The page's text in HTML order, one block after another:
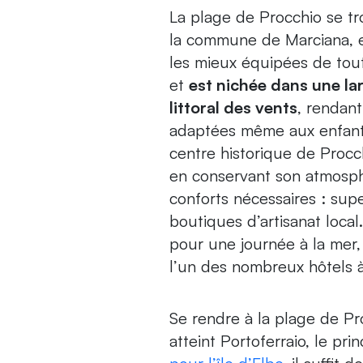
La plage de Procchio se
la commune de Marciana,
les mieux équipées de
et est nichée dans une
littoral des vents,
adaptées même aux
centre historique de
en conservant son
conforts nécessaires :
boutiques d’artisanat
pour une journée à la
l’un des nombreux hôtels
Se rendre à la plage de
atteint Portoferraio, le